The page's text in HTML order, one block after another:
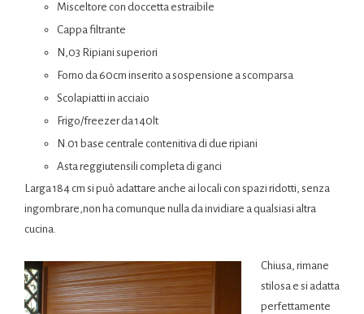
Misceltore con doccetta estraibile
Cappa filtrante
N,03 Ripiani superiori
Forno da 60cm inserito a sospensione a scomparsa
Scolapiatti in acciaio
Frigo/freezer da 140lt
N.01 base centrale contenitiva di due ripiani
Asta reggiutensili completa di ganci
Larga 184 cm si può adattare anche ai locali con spazi ridotti, senza
ingombrare,non ha comunque nulla da invidiare a qualsiasi altra
cucina.
Chiusa, rimane
stilosa e si adatta
perfettamente